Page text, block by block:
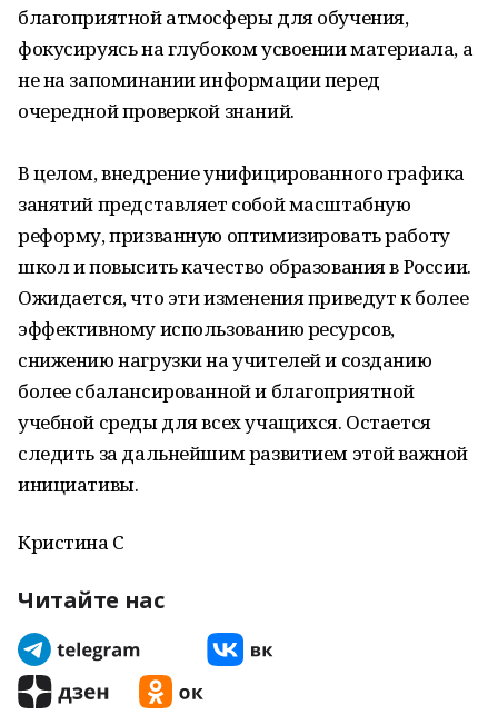
благоприятной атмосферы для обучения,
фокусируясь на глубоком усвоении материала, а
не на запоминании информации перед
очередной проверкой знаний.
В целом, внедрение унифицированного графика
занятий представляет собой масштабную
реформу, призванную оптимизировать работу
школ и повысить качество образования в России.
Ожидается, что эти изменения приведут к более
эффективному использованию ресурсов,
снижению нагрузки на учителей и созданию
более сбалансированной и благоприятной
учебной среды для всех учащихся. Остается
следить за дальнейшим развитием этой важной
инициативы.
Кристина С
Читайте нас